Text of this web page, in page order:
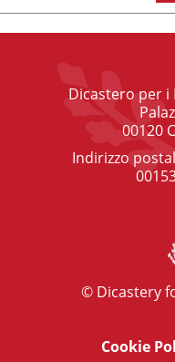
Dicastero per i
00120
Indirizzo
© Dicastery
Cookie